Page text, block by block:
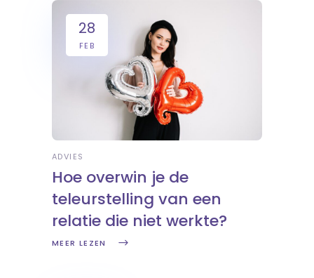
28
FEB
ADVIES
Hoe overwin je de
teleurstelling van een
relatie die niet werkte?
MEER LEZEN